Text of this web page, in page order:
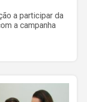
a participar da
a campanha